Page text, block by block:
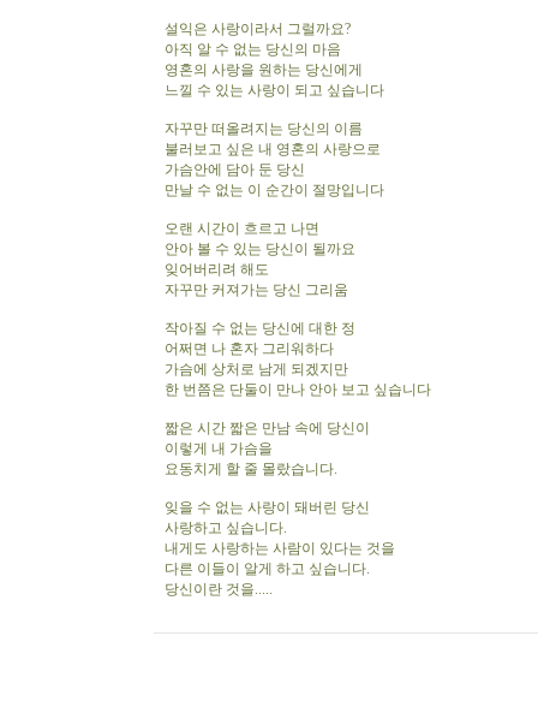
설익은 사랑이라서 그럴까요?
아직 알 수 없는 당신의 마음
영혼의 사랑을 원하는 당신에게
느낄 수 있는 사랑이 되고 싶습니다
자꾸만 떠올려지는 당신의 이름
불러보고 싶은 내 영혼의 사랑으로
가슴안에 담아 둔 당신
만날 수 없는 이 순간이 절망입니다
오랜 시간이 흐르고 나면
안아 볼 수 있는 당신이 될까요
잊어버리려 해도
자꾸만 커져가는 당신 그리움
작아질 수 없는 당신에 대한 정
어쩌면 나 혼자 그리워하다
가슴에 상처로 남게 되겠지만
한 번쯤은 단둘이 만나 안아 보고 싶습니다
짧은 시간 짧은 만남 속에 당신이
이렇게 내 가슴을
요동치게 할 줄 몰랐습니다.
잊을 수 없는 사랑이 돼버린 당신
사랑하고 싶습니다.
내게도 사랑하는 사람이 있다는 것을
다른 이들이 알게 하고 싶습니다.
당신이란 것을.....